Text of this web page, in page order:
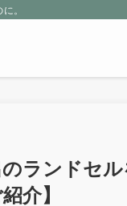
。
ランドセ
介】